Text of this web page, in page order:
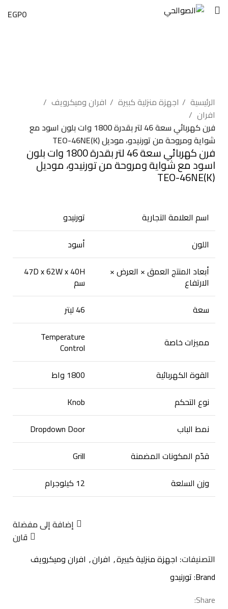
EGP0
الرئيسية
اجهزة منزلية كبيرة
افران وميكرويف
افران
فرن كهربائي سعة 46 لتر بقدرة 1800 وات بلون اسود مع
شواية ومروحة من تورنيدو، موديل TEO-46NE(K)
فرن كهربائي سعة 46 لتر بقدرة 1800 وات بلون
اسود مع شواية ومروحة من تورنيدو، موديل
TEO-46NE(K)
اسم العلامة التجارية
تورنيدو
اللون
أسود
أبعاد المنتج العمق × العرض ×
الارتفاع
47D x 62W x 40H
سم
سعة
46 ليتر
مميزات خاصة Temperature
Control
القوة الكهربائية
1800 واط
نوع التحكم
Knob
نمط الباب
Dropdown Door
قدّم المكونات المضمنة
Grill
وزن السلعة
12 كيلوجرام
إضافة إلى مفضلة
قارن
التصنيفات: اجهزة منزلية كبيرة, افران, افران وميكرويف
Brand: تورنيدو
Share: